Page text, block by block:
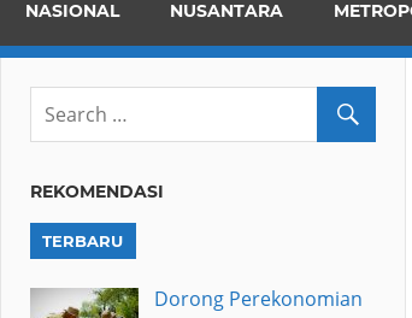
NASIONAL NUSANTARA
REKOMENDASI
TERBARU
Dorong Perekonomian